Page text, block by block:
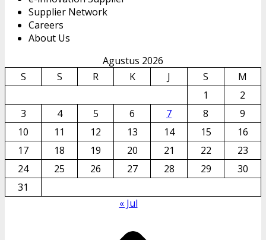
Supplier Network
Careers
About Us
Agustus 2026
S
S R K J S
M
1
2
3
4 5 6 7 8
9
10
11 12 13 14 15
16
17
18 19 20 21 22
23
24
25 26 27 28 29
30
31
« Jul